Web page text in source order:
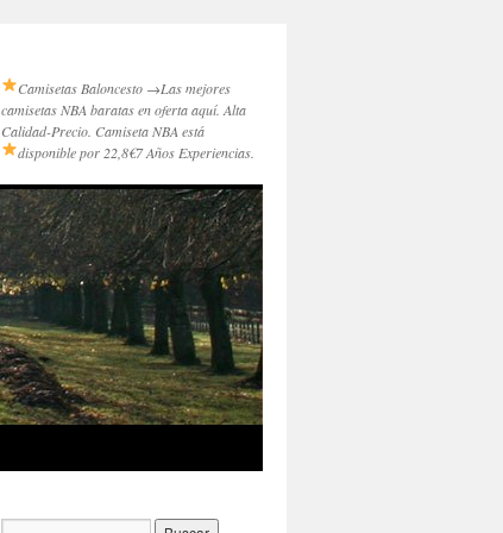
Camisetas Baloncesto →Las mejores
camisetas NBA baratas en oferta aquí. Alta
Calidad-Precio. Camiseta NBA está
disponible por 22,8€7 Años Experiencias.